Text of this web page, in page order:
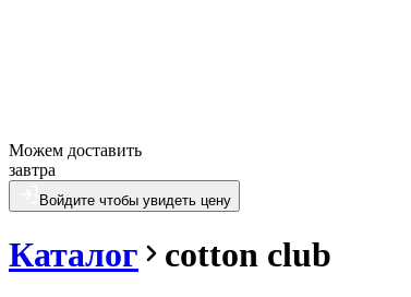
Можем доставить
завтра
Войдите чтобы увидеть цену
Каталог cotton club